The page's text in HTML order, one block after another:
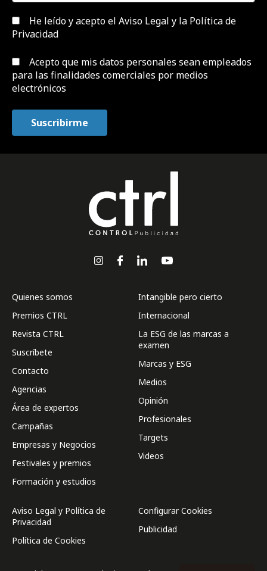
He leído y acepto el Aviso Legal y la Política de
Privacidad
Acepto que mis datos personales sean empleados
para las finalidades comerciales por medios
electrónicos
Quienes somos
Premios CTRL
Revista CTRL
Suscríbete
Contacto
Agencias
Área de expertos
Campañas
Empresas y Negocios
Festivales y premios
Formación y estudios
Intangible pero cierto
Internacional
La ESG de las marcas a
examen
Marcas y ESG
Medios
Opinión
Profesionales
Targets
Videos
Aviso Legal y Política de
Privacidad
Política de Cookies
Configurar Cookies
Publicidad